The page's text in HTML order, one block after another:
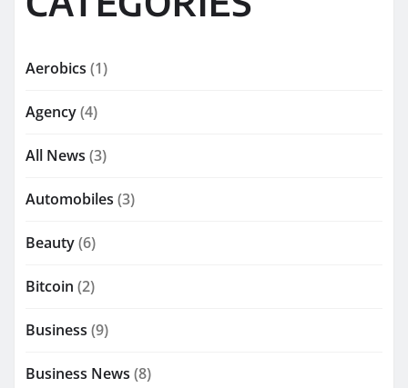
Aerobics (1)
Agency(4)
All News (3)
Automobiles (3)
Beauty(6)
Bitcoin (2)
Business (9)
Business News (8)